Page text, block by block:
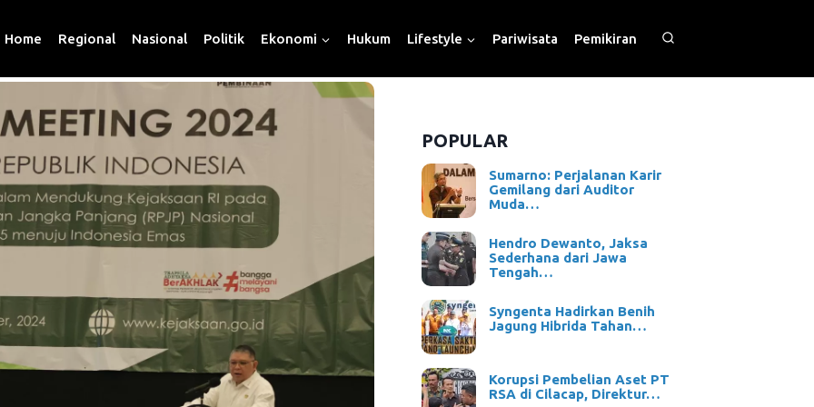
Home Regional Nasional Politik Ekonomi Hukum Lifestyle Pariwisata Pemikiran
POPULAR
Sumarno: Perjalanan Karir
Gemilang dari Auditor
Muda…
Hendro Dewanto, Jaksa
Sederhana dari Jawa
Tengah…
Syngenta Hadirkan Benih
Jagung Hibrida Tahan…
Korupsi Pembelian Aset PT
RSA di Cilacap, Direktur…